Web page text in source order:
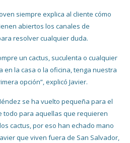
siempre explica al cliente cómo
abiertos los canales de
resolver cualquier duda.
un cactus, suculenta o cualquier
en la casa o la oficina, tenga nuestra
opción”, explicó Javier.
se ha vuelto pequeña para el
todo para aquellas que requieren
cactus, por eso han echado mano
que viven fuera de San Salvador,